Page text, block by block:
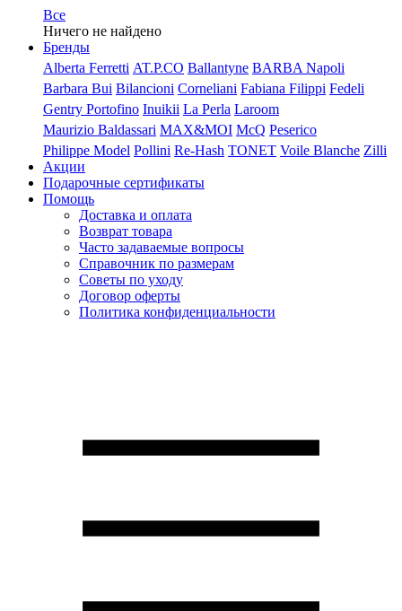
Все
Ничего не найдено
Бренды
Alberta Ferretti AT.P.CO Ballantyne BARBA Napoli
Barbara Bui Bilancioni Corneliani Fabiana Filippi Fedeli
Gentry Portofino Inuikii La Perla Laroom
Maurizio Baldassari MAX&MOI McQ Peserico
Philippe Model Pollini Re-Hash TONET Voile Blanche Zilli
Акции
Подарочные сертификаты
Помощь
Доставка и оплата
Возврат товара
Часто задаваемые вопросы
Справочник по размерам
Советы по уходу
Договор оферты
Политика конфиденциальности